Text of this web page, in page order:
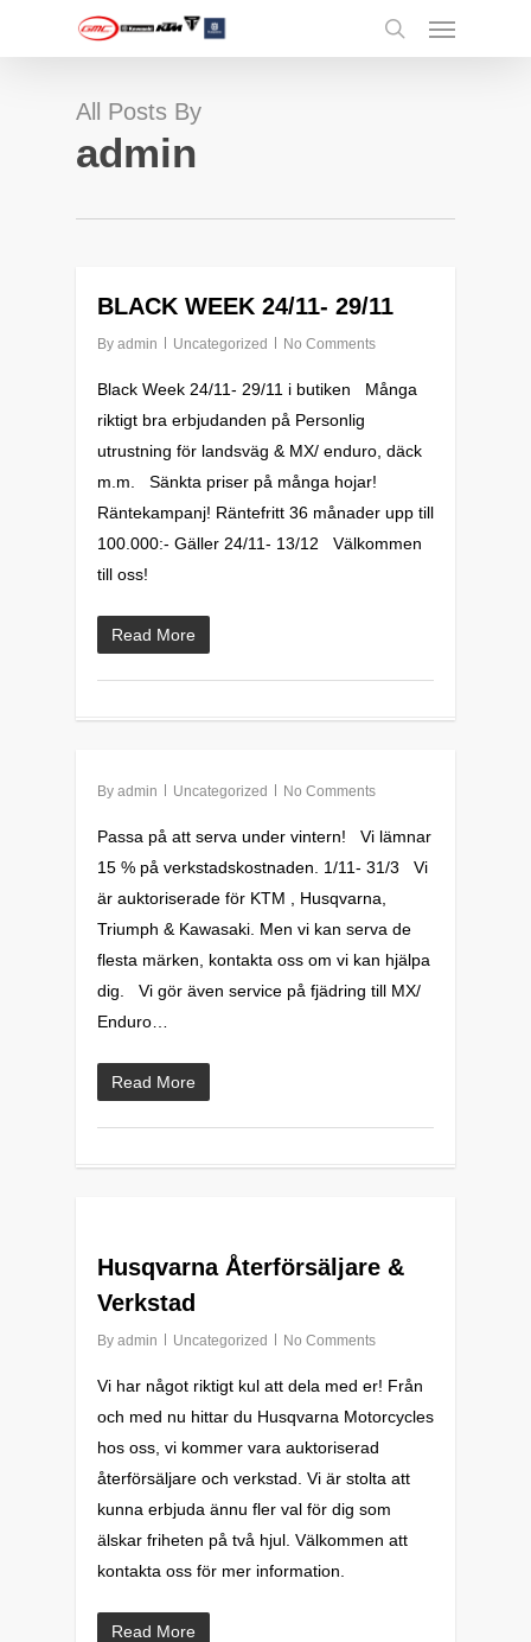
search
Menu
All Posts By
admin
BLACK WEEK 24/11- 29/11
By admin Uncategorized No Comments
Black Week 24/11- 29/11 i butiken Många
riktigt bra erbjudanden på Personlig
utrustning för landsväg & MX/ enduro, däck
m.m. Sänkta priser på många hojar!
Räntekampanj! Räntefritt 36 månader upp till
100.000:- Gäller 24/11- 13/12 Välkommen
till oss!
Read More
0
By admin Uncategorized No Comments
Passa på att serva under vintern! Vi lämnar
15 % på verkstadskostnaden. 1/11- 31/3 Vi
är auktoriserade för KTM , Husqvarna,
Triumph & Kawasaki. Men vi kan serva de
flesta märken, kontakta oss om vi kan hjälpa
dig. Vi gör även service på fjädring till MX/
Enduro…
Read More
0
Husqvarna Återförsäljare &
Verkstad
By admin Uncategorized No Comments
Vi har något riktigt kul att dela med er! Från
och med nu hittar du Husqvarna Motorcycles
hos oss, vi kommer vara auktoriserad
återförsäljare och verkstad. Vi är stolta att
kunna erbjuda ännu fler val för dig som
älskar friheten på två hjul. Välkommen att
kontakta oss för mer information.
Read More